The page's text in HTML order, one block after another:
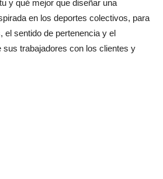
y qué mejor que diseñar una
en los deportes colectivos, para
el sentido de pertenencia y el
trabajadores con los clientes y